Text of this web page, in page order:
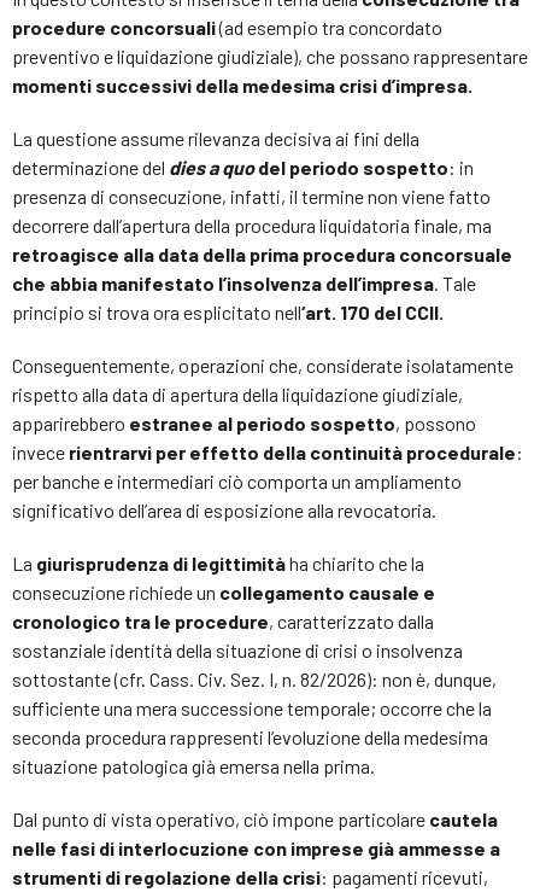
procedure concorsuali(ad esempio tra concordato
preventivo e liquidazione giudiziale), che possano rappresentare
momenti successivi della medesima crisi d’impresa.
La questione assume rilevanza decisiva ai fini della
determinazione del dies a quodel periodo sospetto: in
presenza di consecuzione, infatti, il termine non viene fatto
decorrere dall’apertura della procedura liquidatoria finale, ma
retroagisce alla data della prima procedura concorsuale
che abbia manifestato l’insolvenza dell’impresa. Tale
principio si trova ora esplicitato nell‘art. 170 del CCII.
Conseguentemente, operazioni che, considerate isolatamente
rispetto alla data di apertura della liquidazione giudiziale,
apparirebbero estranee al periodo sospetto, possono
invece rientrarvi per effetto della continuità procedurale:
per banche e intermediari ciò comporta un ampliamento
significativo dell’area di esposizione alla revocatoria.
La giurisprudenza di legittimitàha chiarito che la
consecuzione richiede un collegamento causale e
cronologico tra le procedure, caratterizzato dalla
sostanziale identità della situazione di crisi o insolvenza
sottostante (cfr. Cass. Civ. Sez. I, n. 82/2026): non è, dunque,
sufficiente una mera successione temporale; occorre che la
seconda procedura rappresenti l’evoluzione della medesima
situazione patologica già emersa nella prima.
Dal punto di vista operativo, ciò impone particolare cautela
nelle fasi di interlocuzione con imprese già ammesse a
strumenti di regolazione della crisi: pagamenti ricevuti,